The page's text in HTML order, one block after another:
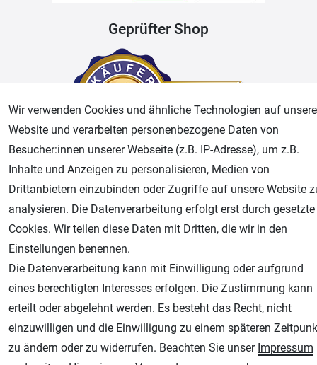
Geprüfter Shop
AGB Widerrufsrecht Datenschutz Impressum
Unsere weiteren Shops:
Airbrush-City
Fachhandel für: Airbrushpistolen, Kompressoren, Airbrushfarben
Modellbau-City
Modellbau Shop
Plotter-City
Schneideplotter, Transferpressen, Siebdruck und Plotterfolien
Wir verwenden Cookies und ähnliche Technologien auf
Website und verarbeiten personenbezogene Daten von
Besucher:innen unserer Webseite (z.B. IP-Adresse), um z.B.
Inhalte und Anzeigen zu personalisieren, Medien von
Drittanbietern einzubinden oder Zugriffe auf unsere Website
analysieren. Die Datenverarbeitung erfolgt erst durch gesetzte
Cookies. Wir teilen diese Daten mit Dritten, die wir in den
Einstellungen benennen.
Die Datenverarbeitung kann mit Einwilligung oder aufgrund
eines berechtigten Interesses erfolgen. Die Zustimmung kann
erteilt oder abgelehnt werden. Es besteht das Recht, nicht
einzuwilligen und die Einwilligung zu einem späteren
zu ändern oder zu widerrufen. Beachten Sie unser Impressum